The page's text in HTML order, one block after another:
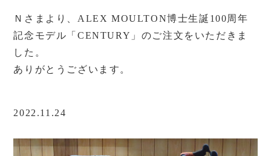
Ｎさまより、ALEX MOULTON博士生誕100周年
記念モデル「CENTURY」のご注文をいただきま
した。
ありがとうございます。
2022.11.24